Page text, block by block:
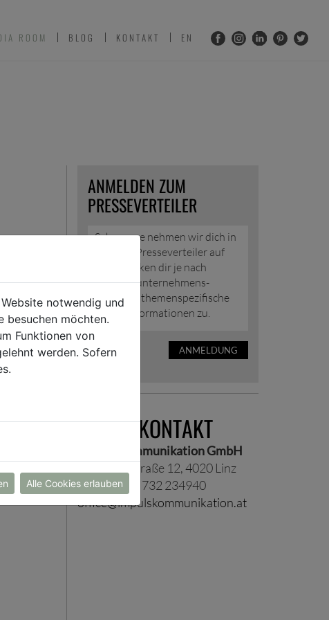
ROOM BLOG KONTAKT EN
ANMELDEN ZUM
PRESSEVERTEILER
Sehr gerne nehmen wir dich in
unseren Presseverteiler auf
und schicken dir je nach
Wunsch unternehmens-
und/oder themenspezifische
Presseinformationen zu.
ANMELDUNG
PRESSEKONTAKT
Impuls Kommunikation GmbH
Scharitzerstraße 12, 4020 Linz
Telefon +43 732 234940
office@impulskommunikation.at
notwendig und
besuchen möchten.
Funktionen von
werden. Sofern
Alle Cookies erlauben